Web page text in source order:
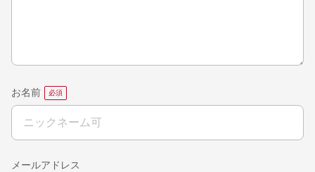
お名前
メールアドレス